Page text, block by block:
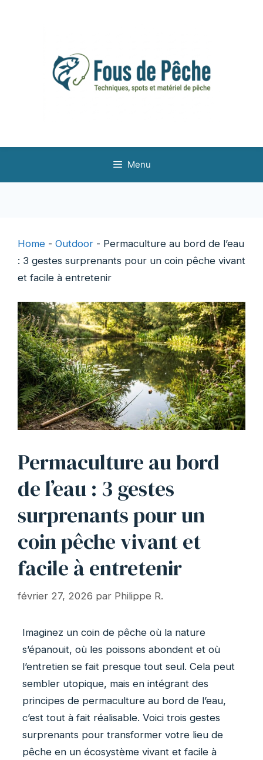
Menu
Home - Outdoor - Permaculture au bord de l’eau
: 3 gestes surprenants pour un coin pêche vivant
et facile à entretenir
Permaculture au bord
de l’eau : 3 gestes
surprenants pour un
coin pêche vivant et
facile à entretenir
février 27, 2026 par Philippe R.
Imaginez un coin de pêche où la nature
s’épanouit, où les poissons abondent et où
l’entretien se fait presque tout seul. Cela peut
sembler utopique, mais en intégrant des
principes de permaculture au bord de l’eau,
c’est tout à fait réalisable. Voici trois gestes
surprenants pour transformer votre lieu de
pêche en un écosystème vivant et facile à